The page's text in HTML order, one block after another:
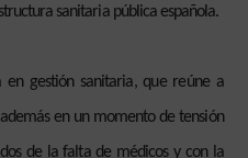
sanitaria pública española.
en gestión sanitaria, que reúne a
en un momento de tensión
de la falta de médicos y con la